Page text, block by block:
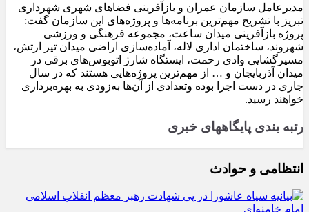
مدیرعامل سازمان عمران و بازآفرینی فضاهای شهری شهرداری
تبریز با تشریح مهم‌ترین برنامه‌ها و پروژه‌های این سازمان گفت:
پروژه بازآفرینی میدان ساعت، مجموعه فرهنگی و ورزشی
شهروند، ساختمان اداری لاله، آماده‌سازی اراضی میدان تیر ارتش،
مسیرگشایی وادی رحمت، ایستگاه شارژ اتوبوس‌های برقی در
میدان آذربایجان و … از مهم‌ترین پروژه‌هایی هستند که در سال
جاری در دست اجرا بوده وتعدادی از آن‌ها به‌زودی به بهره‌برداری
خواهند رسید.
رتبه بندی پایگاههای خبری
انتظامی و حوادث